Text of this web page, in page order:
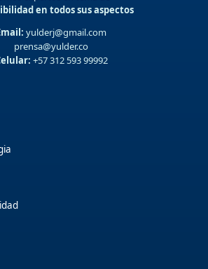
en todos sus aspectos
yulderj@gmail.com
prensa@yulder.co
+57 312 593 99992